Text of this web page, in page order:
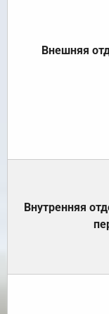
Внешняя
Внутренняя